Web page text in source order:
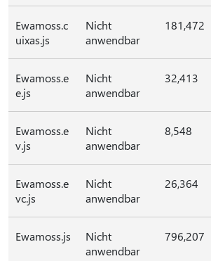
Ewamoss.c
uixas.js
Nicht
anwendbar
181,472
Ewamoss.e
e.js
Nicht
anwendbar
32,413
Ewamoss.e
v.js
Nicht
anwendbar
8,548
Ewamoss.e
vc.js
Nicht
anwendbar
26,364
Ewamoss.js
Nicht
anwendbar
796,207